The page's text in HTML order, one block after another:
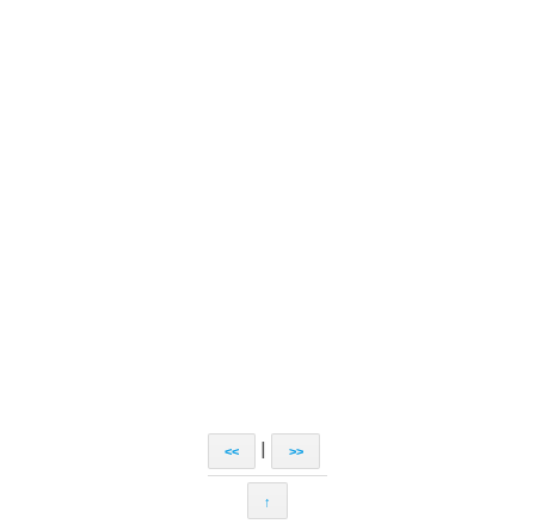
<< >>
↑